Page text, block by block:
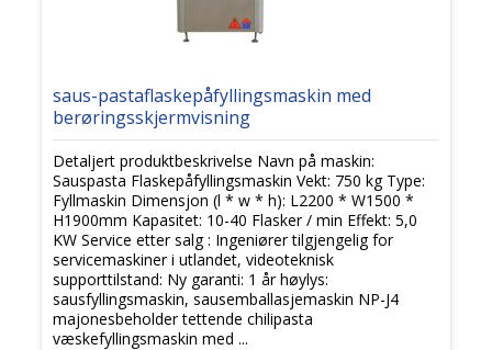
saus-pastaflaskepåfyllingsmaskin med
berøringsskjermvisning
Detaljert produktbeskrivelse Navn på maskin:
Sauspasta Flaskepåfyllingsmaskin Vekt: 750 kg Type:
Fyllmaskin Dimensjon (l * w * h): L2200 * W1500 *
H1900mm Kapasitet: 10-40 Flasker / min Effekt: 5,0
KW Service etter salg : Ingeniører tilgjengelig for
servicemaskiner i utlandet, videoteknisk
supporttilstand: Ny garanti: 1 år høylys:
sausfyllingsmaskin, sausemballasjemaskin NP-J4
majonesbeholder tettende chilipasta
væskefyllingsmaskin med ...